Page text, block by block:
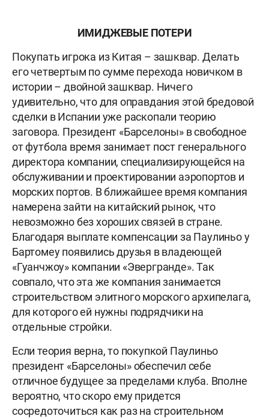
ИМИДЖЕВЫЕ ПОТЕРИ
Покупать игрока из Китая – зашквар. Делать
его четвертым по сумме перехода новичком в
истории – двойной зашквар. Ничего
удивительно, что для оправдания этой бредовой
сделки в Испании уже раскопали теорию
заговора. Президент «Барселоны» в свободное
от футбола время занимает пост генерального
директора компании, специализирующейся на
обслуживании и проектировании аэропортов и
морских портов. В ближайшее время компания
намерена зайти на китайский рынок, что
невозможно без хороших связей в стране.
Благодаря выплате компенсации за Паулиньо у
Бартомеу появились друзья в владеющей
«Гуанчжоу» компании «Эвергранде». Так
совпало, что эта же компания занимается
строительством элитного морского архипелага,
для которого ей нужны подрядчики на
отдельные стройки.
Если теория верна, то покупкой Паулиньо
президент «Барселоны» обеспечил себе
отличное будущее за пределами клуба. Вполне
вероятно, что скоро ему придется
сосредоточиться как раз на строительном